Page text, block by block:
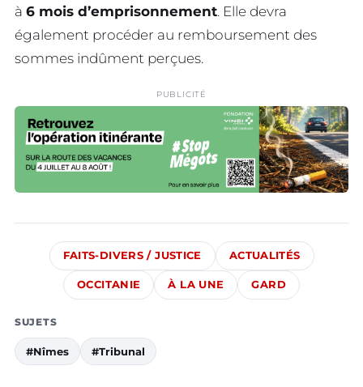
à 6 mois d’emprisonnement. Elle devra
également procéder au remboursement des
sommes indûment perçues.
PUBLICITÉ
FAITS-DIVERS / JUSTICE ACTUALITÉS
OCCITANIE À LA UNE GARD
SUJETS
#Nîmes #Tribunal